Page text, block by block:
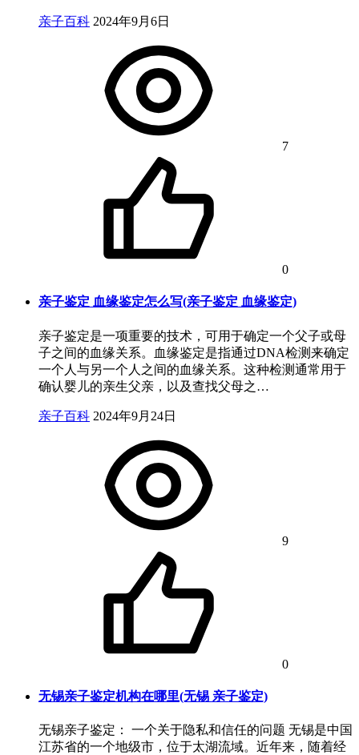
亲子百科 2024年9月6日
7
0
亲子鉴定 血缘鉴定怎么写(亲子鉴定 血缘鉴定)
亲子鉴定是一项重要的技术，可用于确定一个父子或母
子之间的血缘关系。血缘鉴定是指通过DNA检测来确定
一个人与另一个人之间的血缘关系。这种检测通常用于
确认婴儿的亲生父亲，以及查找父母之…
亲子百科 2024年9月24日
9
0
无锡亲子鉴定机构在哪里(无锡 亲子鉴定)
无锡亲子鉴定： 一个关于隐私和信任的问题 无锡是中国
江苏省的一个地级市，位于太湖流域。近年来，随着经